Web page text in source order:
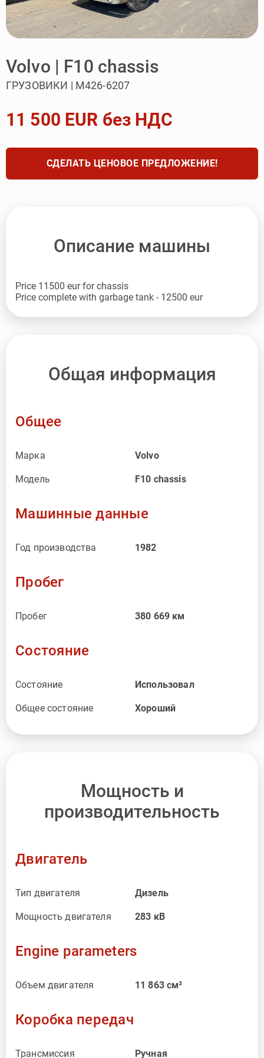
Volvo | F10 chassis
ГРУЗОВИКИ | M426-6207
11 500 EUR без НДС
СДЕЛАТЬ ЦЕНОВОЕ ПРЕДЛОЖЕНИЕ!
Описание машины
Price 11500 eur for chassis
Price complete with garbage tank - 12500 eur
Общая информация
Общее
Марка Volvo
Модель F10 chassis
Машинные данные
Год производства 1982
Пробег
Пробег 380 669 км
Состояние
Состояние Использовал
Общее состояние Хороший
Мощность и
производительность
Двигатель
Тип двигателя Дизель
Мощность двигателя 283 кВ
Engine parameters
Объем двигателя 11 863см³
Коробка передач
Трансмиссия Ручная